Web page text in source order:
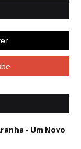
- Um Novo